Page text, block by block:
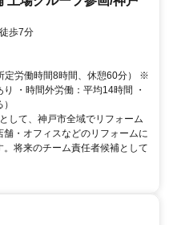
徒歩7分
定労働時間8時間、休憩60分） ※
・時間外労働：平均14時間 ・
して、神戸市全域でリフォーム
・オフィスなどのリフォームに
将来のチーム責任者候補として